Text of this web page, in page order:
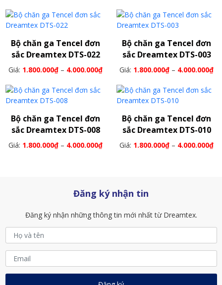
Bộ chăn ga Tencel đơn
sắc Dreamtex DTS-022
Giá: 1.800.000₫ – 4.000.000₫
Bộ chăn ga Tencel đơn
sắc Dreamtex DTS-003
Giá: 1.800.000₫ – 4.000.000₫
Bộ chăn ga Tencel đơn
sắc Dreamtex DTS-008
Giá: 1.800.000₫ – 4.000.000₫
Bộ chăn ga Tencel đơn
sắc Dreamtex DTS-010
Giá: 1.800.000₫ – 4.000.000₫
Đăng ký nhận tin
Đăng ký nhận những thông tin mới nhất từ Dreamtex.